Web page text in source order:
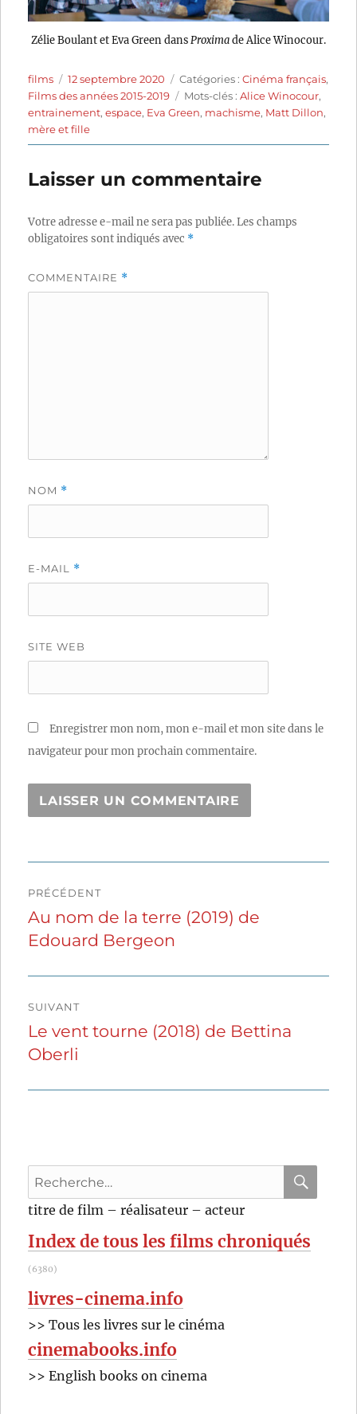
Zélie Boulant et Eva Green dans Proximade Alice Winocour.
Auteur
films
Publié
le
12 septembre 2020 Catégories
Catégories :Cinéma français,
Films des années 2015-2019
Étiquettes
Mots-clés :Alice Winocour,
entrainement,espace, Eva Green, machisme, Matt Dillon,
mère et fille
Laisser un commentaire
Votre adresse e-mail ne sera pas publiée.Les champs
obligatoires sont indiqués avec *
COMMENTAIRE *
NOM *
E-MAIL *
SITE WEB
Enregistrer mon nom, mon e-mail et mon site dans le
navigateur pour mon prochain commentaire.
de
l’article
PRÉCÉDENT
Publication
précédente :
Au nom de la terre (2019) de
Edouard Bergeon
SUIVANT
Publication
suivante :
Le vent tourne (2018) de Bettina
Oberli
Recherche
pour
titre de film – réalisateur – acteur
Index de tous les films chroniqués
(6380)
livres-cinema.info
>> Tous les livres sur le cinéma
cinemabooks.info
>> English books on cinema